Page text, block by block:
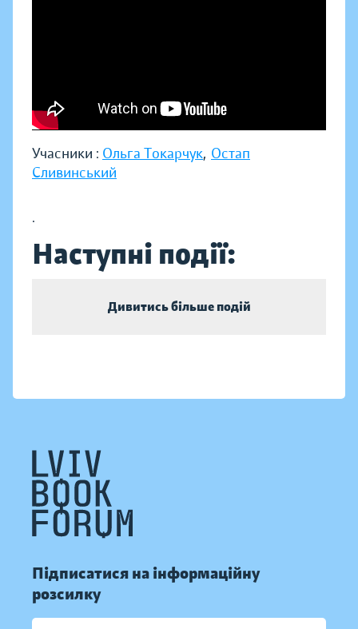
Учасники : Ольга Токарчук, Остап
Сливинський
.
Наступні події:
Дивитись більше подій
Підписатися на інформаційну
розсилку